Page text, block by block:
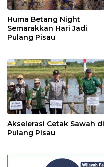
Huma Betang Night
Semarakkan Hari Jadi
Pulang Pisau
Akselerasi Cetak Sawah di
Pulang Pisau